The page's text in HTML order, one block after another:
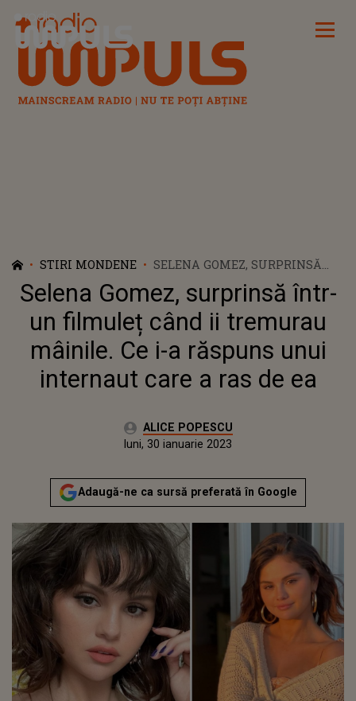
Radio Impuls
STIRI MONDENE
SELENA GOMEZ, SURPRINSĂ
ÎNTR-UN FILMULEȚ CÂND II
TREMURAU MÂINILE. CE I-A
RĂSPUNS UNUI INTERNAUT
CARE A RAS DE EA
Selena Gomez, surprinsă într-
un filmuleț când ii tremurau
mâinile. Ce i-a răspuns unui
internaut care a ras de ea
Autor:ALICE POPESCU
Actualizat:
luni, 30 ianuarie 2023
Adaugă-ne ca sursă preferată în Google